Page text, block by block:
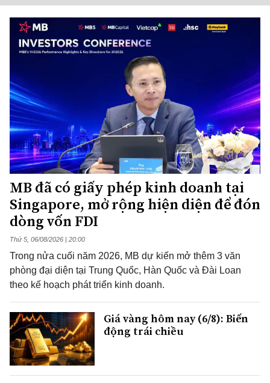
MB đã có giấy phép kinh doanh tại
Singapore, mở rộng hiện diện để đón
dòng vốn FDI
Thứ 5, 06/08/2026 | 20:00
Trong nửa cuối năm 2026, MB dự kiến mở thêm 3 văn
phòng đại diện tại Trung Quốc, Hàn Quốc và Đài Loan
theo kế hoạch phát triển kinh doanh.
Giá vàng hôm nay (6/8): Biến
động trái chiều